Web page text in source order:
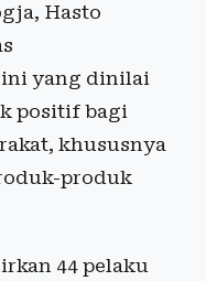
Hasto
ini yang dinilai
positif bagi
khususnya
produk
44 pelaku